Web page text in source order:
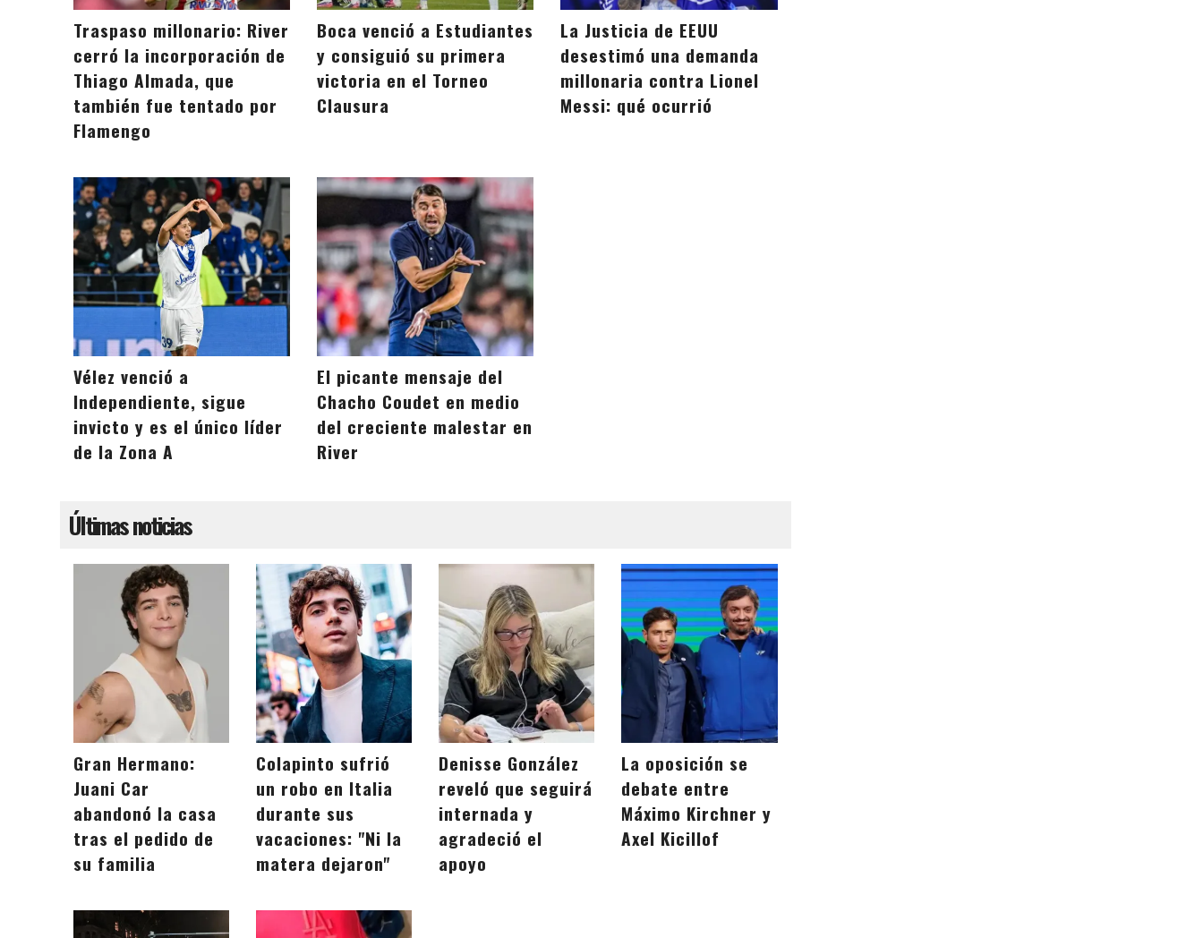
Traspaso millonario: River
cerró la incorporación de
Thiago Almada, que
también fue tentado por
Flamengo
Boca venció a Estudiantes
y consiguió su primera
victoria en el Torneo
Clausura
La Justicia de EEUU
desestimó una demanda
millonaria contra Lionel
Messi: qué ocurrió
Vélez venció a
Independiente, sigue
invicto y es el único líder
de la Zona A
El picante mensaje del
Chacho Coudet en medio
del creciente malestar en
River
Últimas noticias
Gran Hermano:
Juani Car
abandonó la casa
tras el pedido de
su familia
Colapinto sufrió
un robo en Italia
durante sus
vacaciones: "Ni la
matera dejaron"
Denisse González
reveló que seguirá
internada y
agradeció el
apoyo
La oposición se
debate entre
Máximo Kirchner y
Axel Kicillof